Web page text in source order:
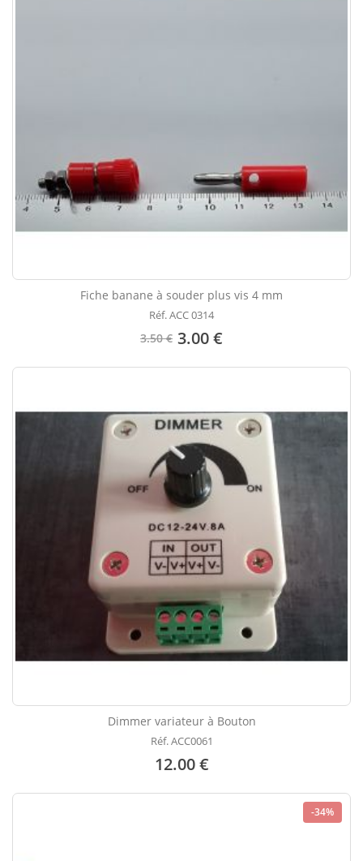
Fiche banane à souder plus vis 4 mm
Réf. ACC 0314
3.50 € 3.00 €
Dimmer variateur à Bouton
Réf. ACC0061
12.00 €
-34%